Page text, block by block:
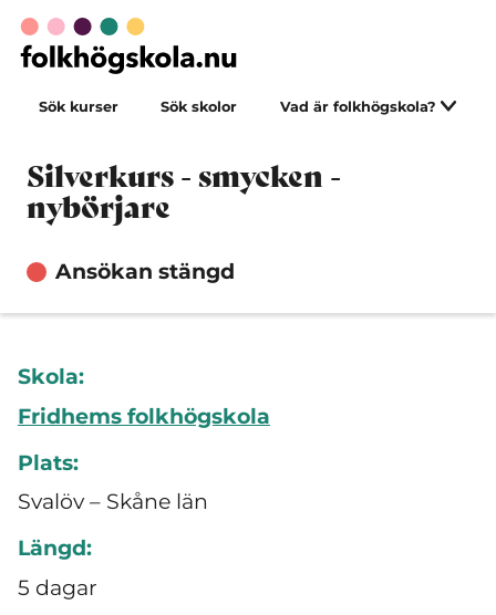
Sök kurser Sök skolor Vad är folkhögskola?
Silverkurs - smycken -
nybörjare
Ansökan stängd
Skola:
Fridhems folkhögskola
Plats:
Svalöv – Skåne län
Längd:
5 dagar